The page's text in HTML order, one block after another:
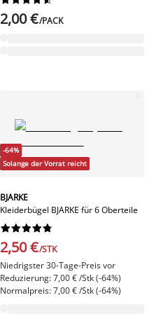
2,00 €/PACK
-64%
Solange der Vorrat reicht
BJARKE
Kleiderbügel BJARKE für 6 Oberteile






2,50 €/STK
Niedrigster 30-Tage-Preis vor
Reduzierung: 7,00 € /Stk (-64%)
Normalpreis: 7,00 € /Stk (-64%)